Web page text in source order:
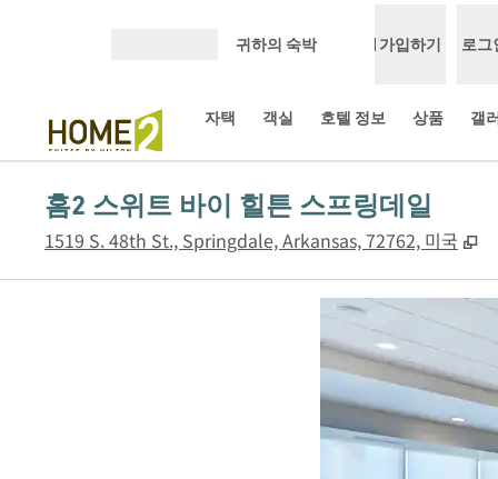
귀하의 숙박 가입하기 로그
자택 객실 호텔 정보 상품 갤
홈2 스위트 바이 힐튼 스프링데일
1519 S. 48th St., Springdale, Arkansas, 72762, 미국 ,